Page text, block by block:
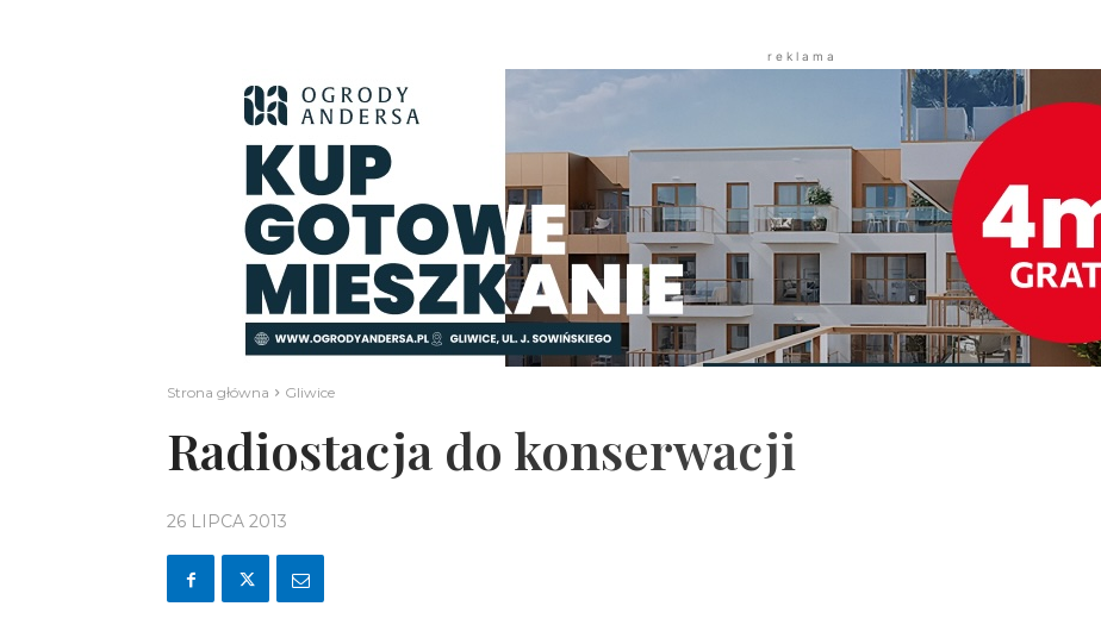
r e k l a m a
Strona główna Gliwice
Radiostacja do konserwacji
26 LIPCA 2013